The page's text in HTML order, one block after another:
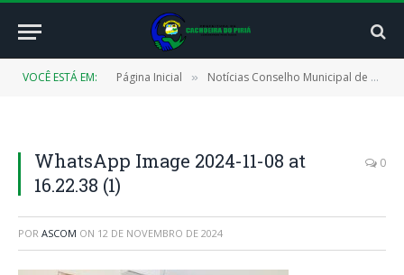
VOCÊ ESTÁ EM: Página Inicial » Notícias Conselho Municipal de Educação (CMECAP)
WhatsApp Image 2024-11-08 at
16.22.38 (1)
0
POR ASCOM ON 12 DE NOVEMBRO DE 2024